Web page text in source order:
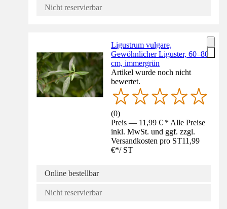
Nicht reservierbar
Ligustrum vulgare,
Gewöhnlicher Liguster, 60–80
cm, immergrün
Artikel wurde noch nicht
bewertet.
(0)
Preis — 11,99 € * Alle Preise
inkl. MwSt. und ggf. zzgl.
Versandkosten pro ST11,99
€*/ ST
Online bestellbar
Nicht reservierbar